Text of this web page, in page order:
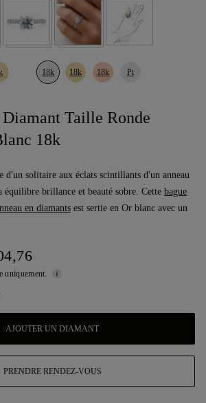
18k 18k 18k Pt
Taille Ronde
18k
solitaire aux éclats scintillants d'un anneau
brillance et beauté sobre. Cette bague
en diamants est sertie en Or blanc avec un
uniquement.
AJOUTER UN DIAMANT
PRENDRE RENDEZ-VOUS